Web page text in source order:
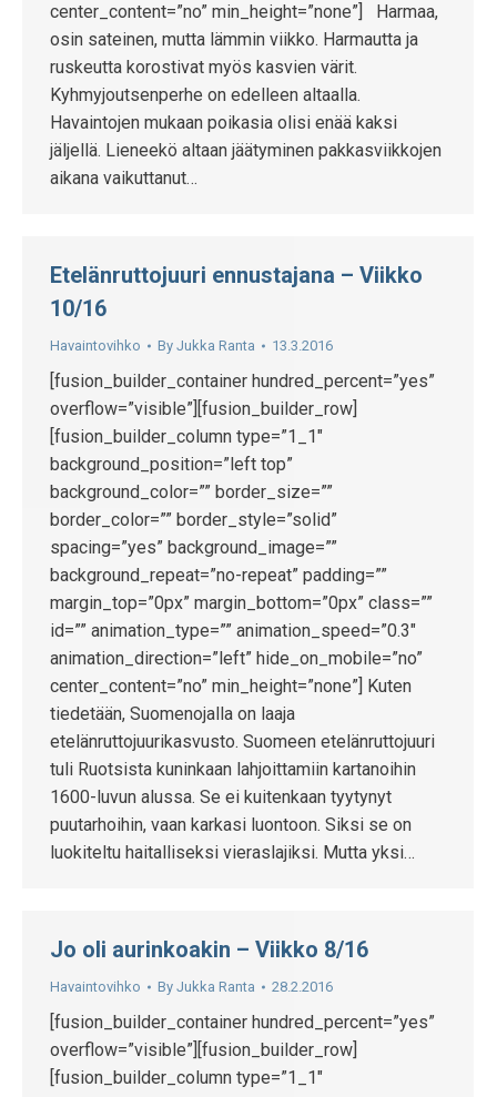
center_content=”no” min_height=”none”] Harmaa,
osin sateinen, mutta lämmin viikko. Harmautta ja
ruskeutta korostivat myös kasvien värit.
Kyhmyjoutsenperhe on edelleen altaalla.
Havaintojen mukaan poikasia olisi enää kaksi
jäljellä. Lieneekö altaan jäätyminen pakkasviikkojen
aikana vaikuttanut…
Etelänruttojuuri ennustajana – Viikko
10/16
Havaintovihko By Jukka Ranta 13.3.2016
[fusion_builder_container hundred_percent=”yes”
overflow=”visible”][fusion_builder_row]
[fusion_builder_column type=”1_1″
background_position=”left top”
background_color=”” border_size=””
border_color=”” border_style=”solid”
spacing=”yes” background_image=””
background_repeat=”no-repeat” padding=””
margin_top=”0px” margin_bottom=”0px” class=””
id=”” animation_type=”” animation_speed=”0.3″
animation_direction=”left” hide_on_mobile=”no”
center_content=”no” min_height=”none”] Kuten
tiedetään, Suomenojalla on laaja
etelänruttojuurikasvusto. Suomeen etelänruttojuuri
tuli Ruotsista kuninkaan lahjoittamiin kartanoihin
1600-luvun alussa. Se ei kuitenkaan tyytynyt
puutarhoihin, vaan karkasi luontoon. Siksi se on
luokiteltu haitalliseksi vieraslajiksi. Mutta yksi…
Jo oli aurinkoakin – Viikko 8/16
Havaintovihko By Jukka Ranta 28.2.2016
[fusion_builder_container hundred_percent=”yes”
overflow=”visible”][fusion_builder_row]
[fusion_builder_column type=”1_1″